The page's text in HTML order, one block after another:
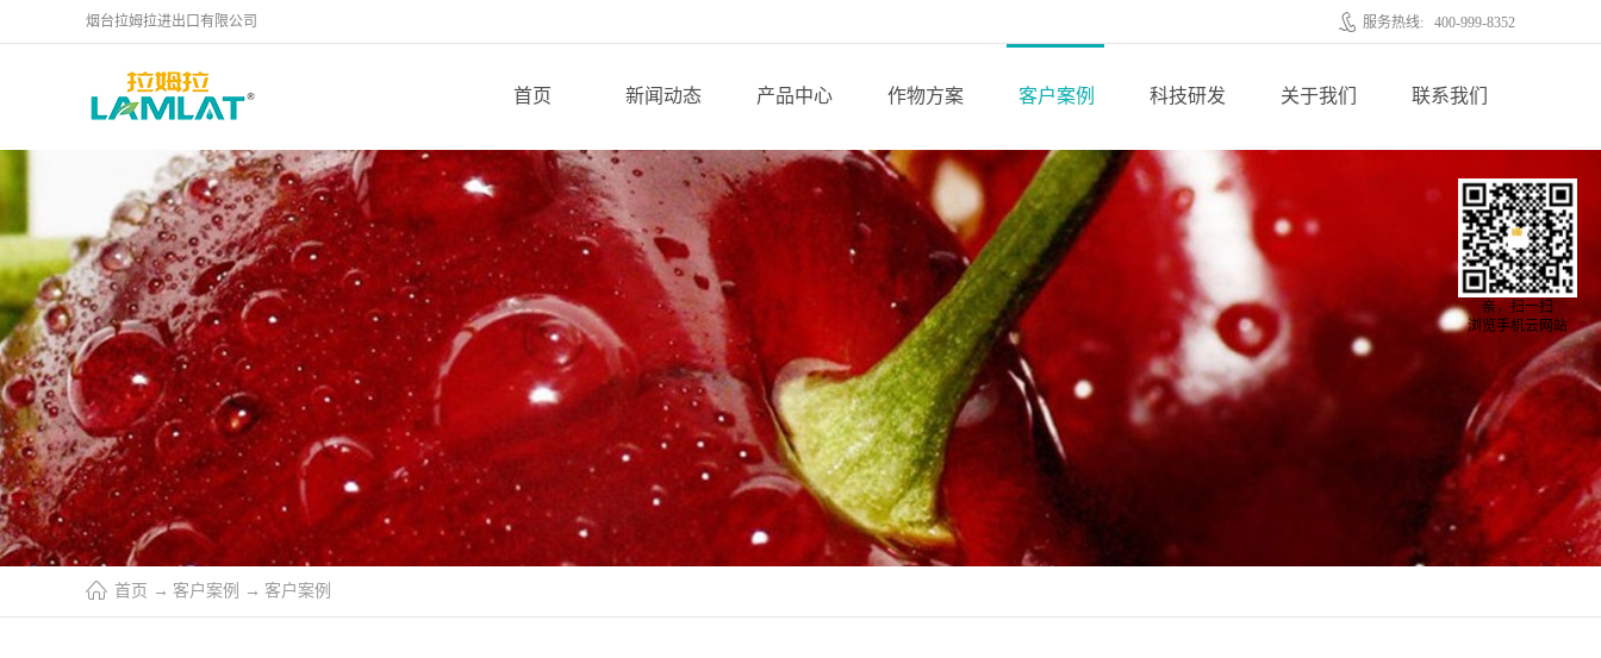
服务热线: 400-999-8352
烟台拉姆拉进出口有限公司
首页 新闻动态 产品中心 作物方案 客户案例 科技研发 关于我们 联系我们
首页 → 客户案例 → 客户案例
亲，扫一扫
浏览手机云网站